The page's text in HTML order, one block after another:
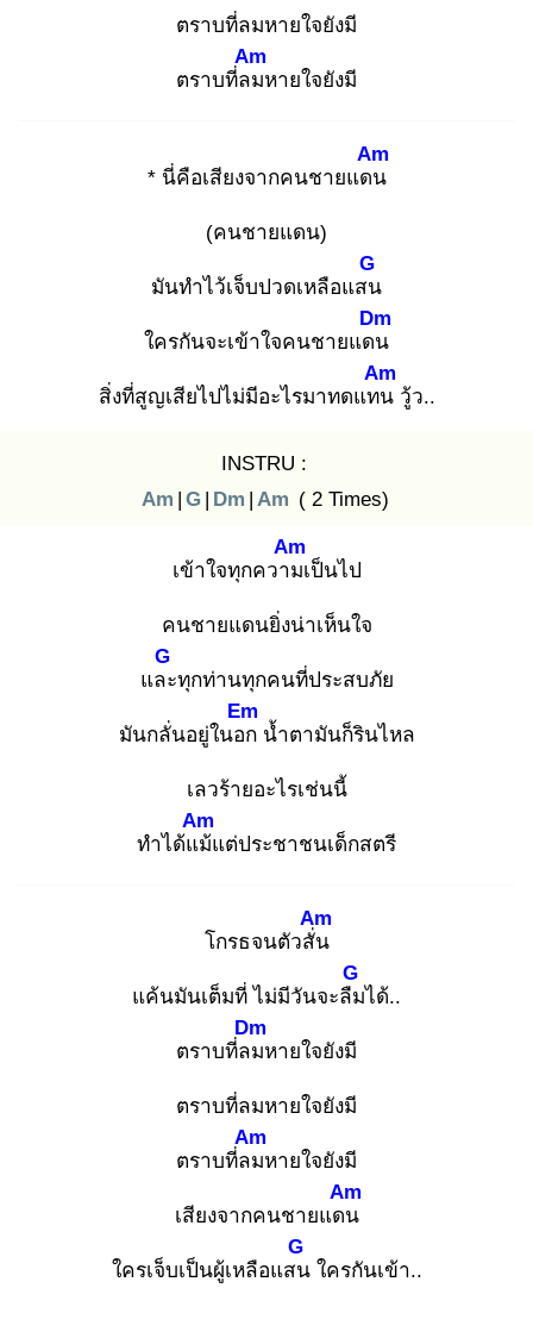
ตราบที่ลมหายใจยังมี
ตราบที่ลม
Am
หายใจยังมี
* นี่คือเสียงจากคนชายแดน
Am
(คนชายแดน)
มันทำไว้เจ็บปวดเหลือแสน
G
ใครกันจะเข้าใจคนชายแดน
Dm
สิ่งที่สูญเสียไปไม่มีอะไรมาทดแทน
Am
วู้ว..
INSTRU :
Am | G | Dm | Am ( 2 Times)
เข้าใจทุกความ
Am
เป็นไป
คนชายแดนยิ่งน่าเห็นใจ
และ
G
ทุกท่านทุกคนที่ประสบภัย
มันกลั่นอยู่ในอก
Em
น้ำตามันก็รินไหล
เลวร้ายอะไรเช่นนี้
ทำได้แม้
Am
แต่ประชาชนเด็กสตรี
โกรธจนตัวสั่น
Am
แค้นมันเต็มที่ ไม่มีวันจะลืม
G
ได้..
ตราบที่ลม
Dm
หายใจยังมี
ตราบที่ลมหายใจยังมี
ตราบที่ลม
Am
หายใจยังมี
เสียงจากคนชายแดน
Am
ใครเจ็บเป็นผู้เหลือแสน
G
ใครกันเข้า..